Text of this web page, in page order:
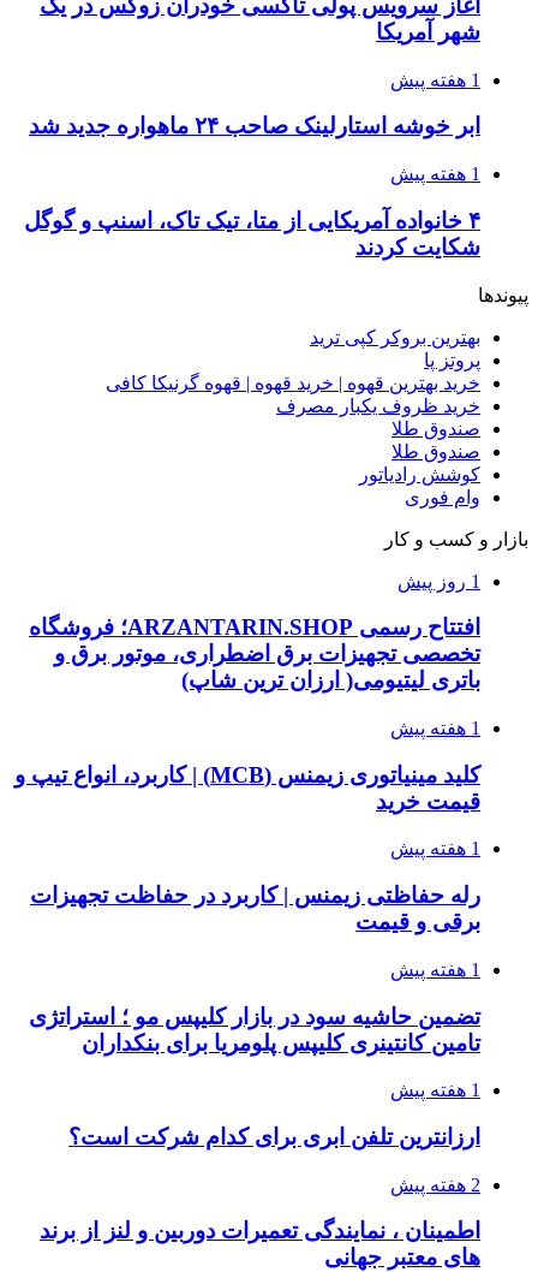
آغاز سرویس پولی تاکسی خودران زوکس در یک
شهر آمریکا
1 هفته پیش
ابر خوشه استارلینک صاحب ۲۴ ماهواره جدید شد
1 هفته پیش
۴ خانواده آمریکایی از متا، تیک تاک، اسنپ و گوگل
شکایت کردند
پیوندها
بهترین بروکر کپی ترید
پروتز پا
خرید بهترین قهوه | خرید قهوه | قهوه گرنیکا کافی
خرید ظروف یکبار مصرف
صندوق طلا
صندوق طلا
کوشش رادیاتور
وام فوری
بازار و کسب و کار
1 روز پیش
افتتاح رسمی ARZANTARIN.SHOP؛ فروشگاه
تخصصی تجهیزات برق اضطراری، موتور برق و
باتری لیتیومی( ارزان ترین شاپ)
1 هفته پیش
کلید مینیاتوری زیمنس (MCB) | کاربرد، انواع تیپ و
قیمت خرید
1 هفته پیش
رله حفاظتی زیمنس | کاربرد در حفاظت تجهیزات
برقی و قیمت
1 هفته پیش
تضمین حاشیه سود در بازار کلیپس مو ؛ استراتژی
تامین کانتینری کلیپس پلومریا برای بنکداران
1 هفته پیش
ارزانترین تلفن ابری برای کدام شرکت است؟
2 هفته پیش
اطمینان ، نمایندگی تعمیرات دوربین و لنز از برند
های معتبر جهانی